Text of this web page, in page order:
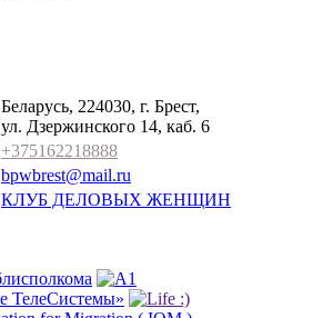
Беларусь, 224030, г. Брест,
ул. Дзержинского 14, каб. 6
+375162218888
bpwbrest@mail.ru
КЛУБ ДЕЛОВЫХ ЖЕНЩИН